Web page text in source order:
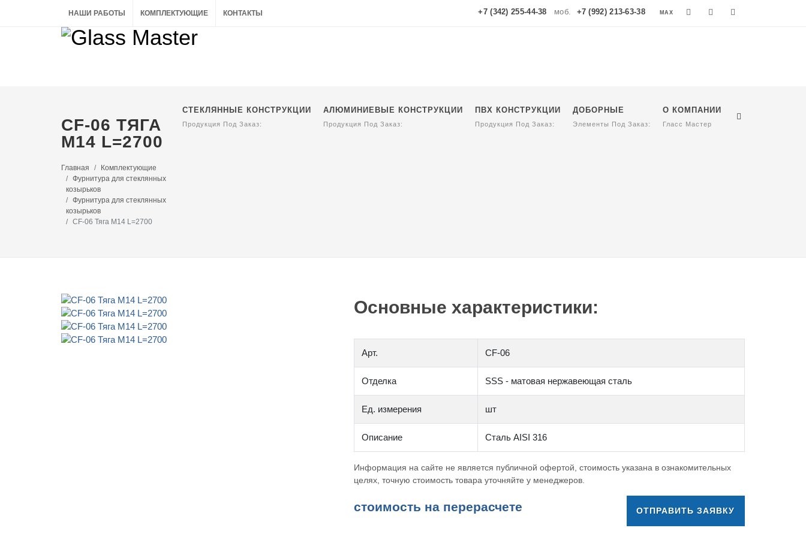
НАШИ РАБОТЫ КОМПЛЕКТУЮЩИЕ КОНТАКТЫ +7 (342) 255-44-38 моб. +7 (992) 213-63-38 MAX
СТЕКЛЯННЫЕ КОНСТРУКЦИИ
Продукция Под Заказ:
АЛЮМИНИЕВЫЕ КОНСТРУКЦИИ
Продукция Под Заказ:
ПВХ КОНСТРУКЦИИ
Продукция Под Заказ:
ДОБОРНЫЕ
Элементы Под Заказ:
О КОМПАНИИ
Гласс Мастер
CF-06 ТЯГА
М14 L=2700
Главная
Комплектующие
Фурнитура для стеклянных
козырьков
Фурнитура для стеклянных
козырьков
CF-06 Тяга М14 L=2700
Основные характеристики:
Арт. CF-06
Отделка SSS - матовая нержавеющая сталь
Ед. измерения шт
Описание Сталь AISI 316
Информация на сайте не является публичной офертой, стоимость указана в ознакомительных
целях, точную стоимость товара уточняйте у менеджеров.
cтоимость на перерасчете ОТПРАВИТЬ ЗАЯВКУ